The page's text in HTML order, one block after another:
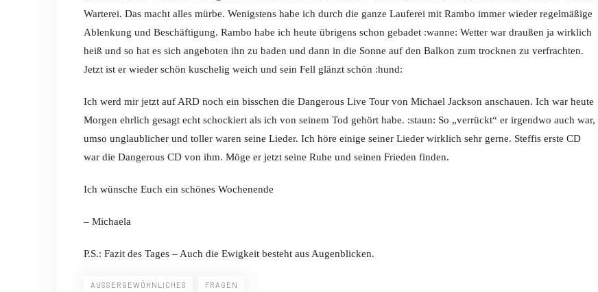
Warterei. Das macht alles mürbe. Wenigstens habe ich durch die ganze Lauferei mit Rambo immer wieder regelmäßige
Ablenkung und Beschäftigung. Rambo habe ich heute übrigens schon gebadet :wanne: Wetter war draußen ja wirklich
heiß und so hat es sich angeboten ihn zu baden und dann in die Sonne auf den Balkon zum trocknen zu verfrachten.
Jetzt ist er wieder schön kuschelig weich und sein Fell glänzt schön :hund:
Ich werd mir jetzt auf ARD noch ein bisschen die Dangerous Live Tour von Michael Jackson anschauen. Ich war heute
Morgen ehrlich gesagt echt schockiert als ich von seinem Tod gehört habe. :staun: So „verrückt“ er irgendwo auch war,
umso unglaublicher und toller waren seine Lieder. Ich höre einige seiner Lieder wirklich sehr gerne. Steffis erste CD
war die Dangerous CD von ihm. Möge er jetzt seine Ruhe und seinen Frieden finden.
Ich wünsche Euch ein schönes Wochenende
– Michaela
P.S.: Fazit des Tages – Auch die Ewigkeit besteht aus Augenblicken.
AUSSERGEWÖHNLICHES FRAGEN